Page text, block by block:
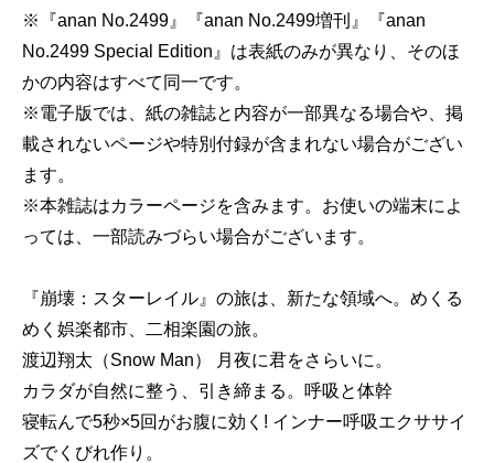
※『anan No.2499』『anan No.2499増刊』『anan
No.2499 Special Edition』は表紙のみが異なり、そのほ
かの内容はすべて同一です。
※電子版では、紙の雑誌と内容が一部異なる場合や、掲
載されないページや特別付録が含まれない場合がござい
ます。
※本雑誌はカラーページを含みます。お使いの端末によ
っては、一部読みづらい場合がございます。
『崩壊：スターレイル』の旅は、新たな領域へ。めくる
めく娯楽都市、二相楽園の旅。
渡辺翔太（Snow Man） 月夜に君をさらいに。
カラダが自然に整う、引き締まる。呼吸と体幹
寝転んで5秒×5回がお腹に効く! インナー呼吸エクササイ
ズでくびれ作り。